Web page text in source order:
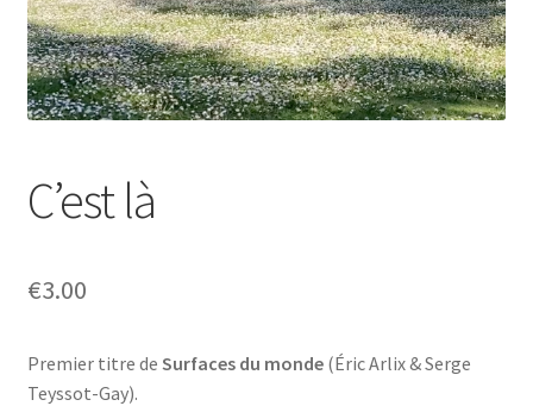
C’est là
€3.00
Premier titre de Surfaces du monde(Éric Arlix & Serge
Teyssot-Gay).